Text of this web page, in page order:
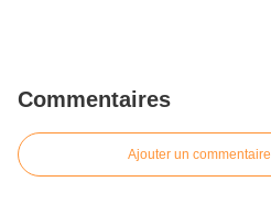
Commentaires
Ajouter un commentaire